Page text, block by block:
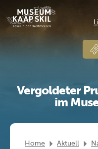
Vergoldeter
im
Home Aktuell